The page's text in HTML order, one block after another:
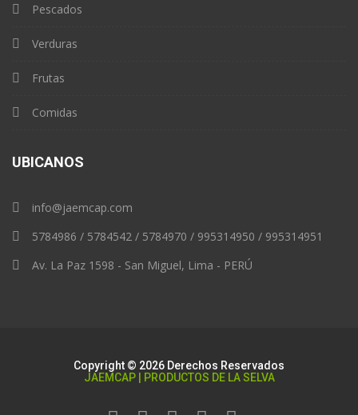
Pescados
Verduras
Frutas
Comidas
UBICANOS
info@jaemcap.com
5784986 / 5784542 / 5784970 / 995314950 / 995314951
Av. La Paz 1598 - San Miguel, Lima - PERÚ
Copyright © 2026 Derechos Reservados
JAEMCAP | PRODUCTOS DE LA SELVA